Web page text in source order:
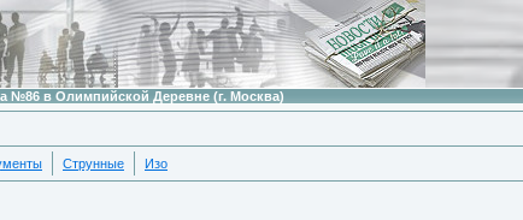
№86 в Олимпийской Деревне (г. Москва)
Струнные Изо